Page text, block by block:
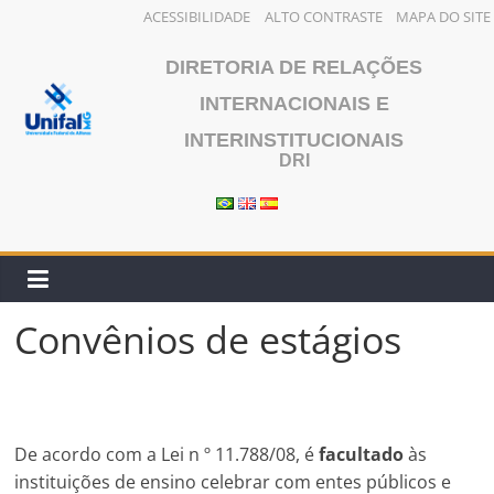
ACESSIBILIDADE ALTO CONTRASTE MAPA DO SITE
conteúdo
DIRETORIA DE RELAÇÕES
INTERNACIONAIS E
INTERINSTITUCIONAIS
DRI
Convênios de estágios
De acordo com a Lei n º 11.788/08, éfacultadoàs
instituições de ensino celebrar com entes públicos e